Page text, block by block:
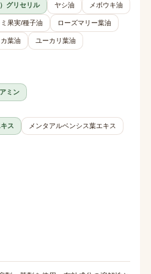
グリセリル ヤシ油 メボウキ油
ミ果実/種子油 ローズマリー葉油
葉油 ユーカリ葉油
ミン
ス メンタアルベンシス葉エキス